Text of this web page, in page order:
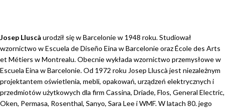
Josep Lluscà urodził się w Barcelonie w 1948 roku. Studiował
wzornictwo w Escuela de Diseño Eina w Barcelonie oraz École des Arts
et Métiers w Montrealu. Obecnie wykłada wzornictwo przemysłowe w
Escuela Eina w Barcelonie. Od 1972 roku Josep Lluscà jest niezależnym
projektantem oświetlenia, mebli, opakowań, urządzeń elektrycznych i
przedmiotów użytkowych dla firm Cassina, Driade, Flos, General Electric,
Oken, Permasa, Rosenthal, Sanyo, Sara Lee i WMF. W latach 80. jego